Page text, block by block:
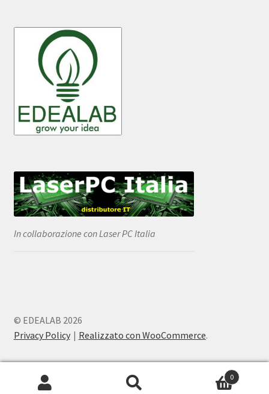
In collaborazione con Laser PC Italia
© EDEALAB 2026
Privacy Policy
Realizzato con WooCommerce.
0